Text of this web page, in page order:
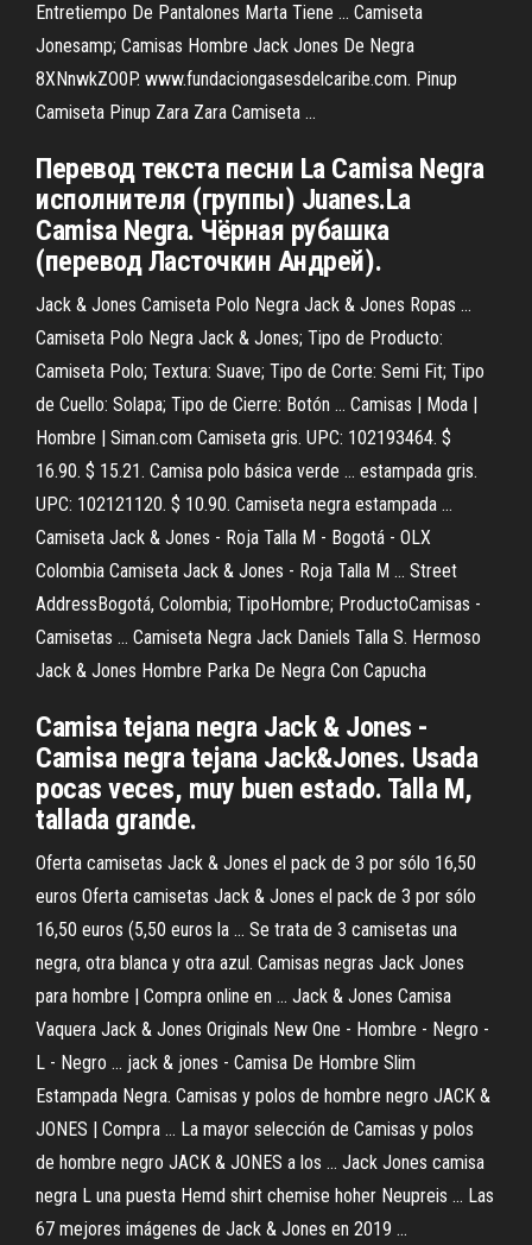
Entretiempo De Pantalones Marta Tiene ... Camiseta
Jonesamp; Camisas Hombre Jack Jones De Negra
8XNnwkZO0P. www.fundaciongasesdelcaribe.com. Pinup
Camiseta Pinup Zara Zara Camiseta ...
Перевод текста песни La Camisa Negra
исполнителя (группы) Juanes.La
Camisa Negra. Чёрная рубашка
(перевод Ласточкин Андрей).
Jack & Jones Camiseta Polo Negra Jack & Jones Ropas ...
Camiseta Polo Negra Jack & Jones; Tipo de Producto:
Camiseta Polo; Textura: Suave; Tipo de Corte: Semi Fit; Tipo
de Cuello: Solapa; Tipo de Cierre: Botón ... Camisas | Moda |
Hombre | Siman.com Camiseta gris. UPC: 102193464. $
16.90. $ 15.21. Camisa polo básica verde ... estampada gris.
UPC: 102121120. $ 10.90. Camiseta negra estampada ...
Camiseta Jack & Jones - Roja Talla M - Bogotá - OLX
Colombia Camiseta Jack & Jones - Roja Talla M ... Street
AddressBogotá, Colombia; TipoHombre; ProductoCamisas -
Camisetas ... Camiseta Negra Jack Daniels Talla S. Hermoso
Jack & Jones Hombre Parka De Negra Con Capucha
Camisa tejana negra Jack & Jones -
Camisa negra tejana Jack&Jones. Usada
pocas veces, muy buen estado. Talla M,
tallada grande.
Oferta camisetas Jack & Jones el pack de 3 por sólo 16,50
euros Oferta camisetas Jack & Jones el pack de 3 por sólo
16,50 euros (5,50 euros la ... Se trata de 3 camisetas una
negra, otra blanca y otra azul. Camisas negras Jack Jones
para hombre | Compra online en ... Jack & Jones Camisa
Vaquera Jack & Jones Originals New One - Hombre - Negro -
L - Negro ... jack & jones - Camisa De Hombre Slim
Estampada Negra. Camisas y polos de hombre negro JACK &
JONES | Compra ... La mayor selección de Camisas y polos
de hombre negro JACK & JONES a los ... Jack Jones camisa
negra L una puesta Hemd shirt chemise hoher Neupreis ... Las
67 mejores imágenes de Jack & Jones en 2019 ...